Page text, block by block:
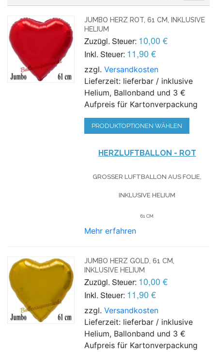
JUMBO HERZ ROT, 61 CM, INKLUSIVE
HELIUM
Zuzügl. Steuer: 10,00 €
Inkl. Steuer: 11,90 €
zzgl.Versandkosten
Lieferzeit: lieferbar / inklusive
Helium, Ballonband und 3 €
Aufpreis für Kartonverpackung
PRODUKTOPTIONEN WÄHLEN
HERZLUFTBALLON - ROT
GROSSER LUFTBALLON AUS FOLIE, I
NKLUSIVE HELIUM
61 CM
Mehr erfahren
JUMBO HERZ GOLD, 61 CM,
INKLUSIVE HELIUM
Zuzügl. Steuer: 10,00 €
Inkl. Steuer: 11,90 €
zzgl.Versandkosten
Lieferzeit: lieferbar / inklusive
Helium, Ballonband und 3 €
Aufpreis für Kartonverpackung